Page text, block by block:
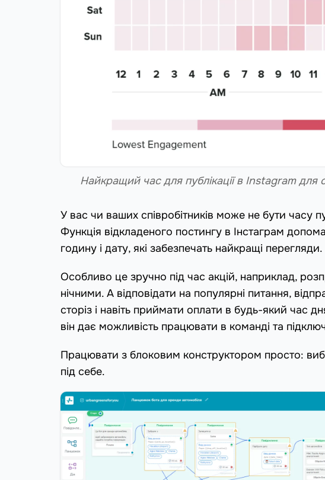
Найкращий час для публікації в Instagram
У вас чи ваших співробітників може не бути часу
Функція відкладеного постингу в Інстаграм
годину і дату, які забезпечать найкращі перегляди.
Особливо це зручно під час акцій, наприклад,
нічними. А відповідати на популярні питання,
сторіз і навіть приймати оплати в будь-який час
він дає можливість працювати в команді та
Працювати з блоковим конструктором просто:
під себе.